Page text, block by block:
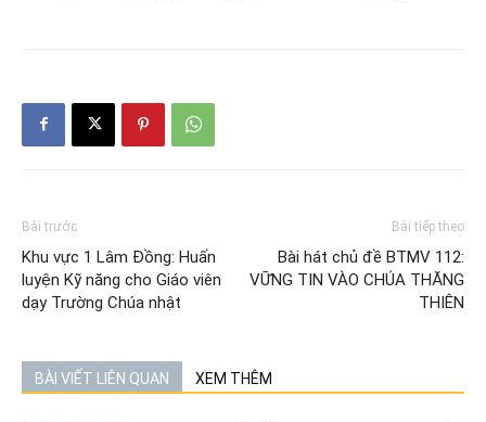
Bài trước
Khu vực 1 Lâm Đồng: Huấn
luyện Kỹ năng cho Giáo viên
dạy Trường Chúa nhật
Bài tiếp theo
Bài hát chủ đề BTMV 112:
VỮNG TIN VÀO CHÚA THĂNG
THIÊN
BÀI VIẾT LIÊN QUAN XEM THÊM